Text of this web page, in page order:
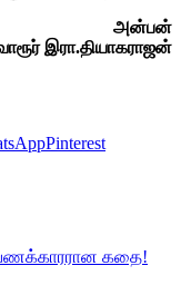
அன்பன்
இரா.தியாகராஜன்
Pinterest
கதை!